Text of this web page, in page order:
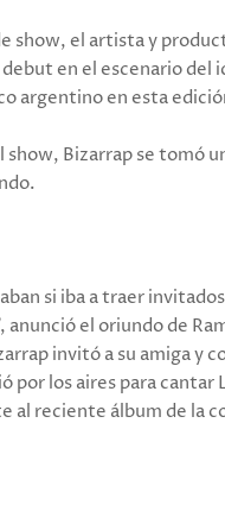
show, el artista y
en el escenario del
argentino en esta
Bizarrap se tomó
si iba a traer
anunció el oriundo de
invitó a su amiga y
por los aires para cantar
al reciente álbum de la